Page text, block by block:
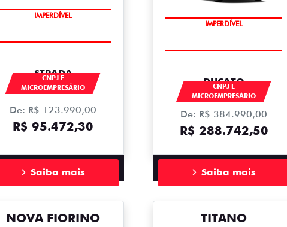
IMPERDÍVEL
STRADA
CNPJ E
MICROEMPRESÁRIO
De: R$ 123.990,00
R$ 95.472,30
Saiba mais
IMPERDÍVEL
DUCATO
CNPJ E
MICROEMPRESÁRIO
De: R$ 384.990,00
R$ 288.742,50
Saiba mais
NOVA FIORINO TITANO